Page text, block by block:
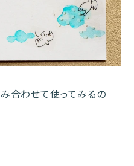
合わせて使ってみるの